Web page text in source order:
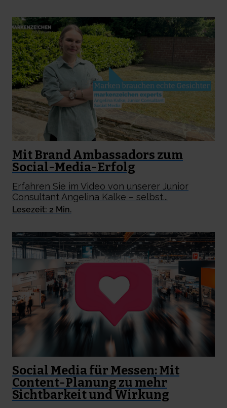
Mit Brand Ambassadors zum
Social-Media-Erfolg
Erfahren Sie im Video von unserer Junior
Consultant Angelina Kalke – selbst...
Lesezeit: 2 Min.
Social Media für Messen: Mit
Content-Planung zu mehr
Sichtbarkeit und Wirkung